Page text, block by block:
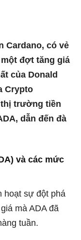
Cardano, có vẻ
đợt tăng giá
của Donald
Crypto
thị trường tiền
dẫn đến đà
và các mức
hoạt sự đột phá
mà ADA đã
tuần.